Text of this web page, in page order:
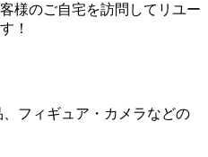
様のご自宅を訪問してリユー
！
フィギュア・カメラなどの